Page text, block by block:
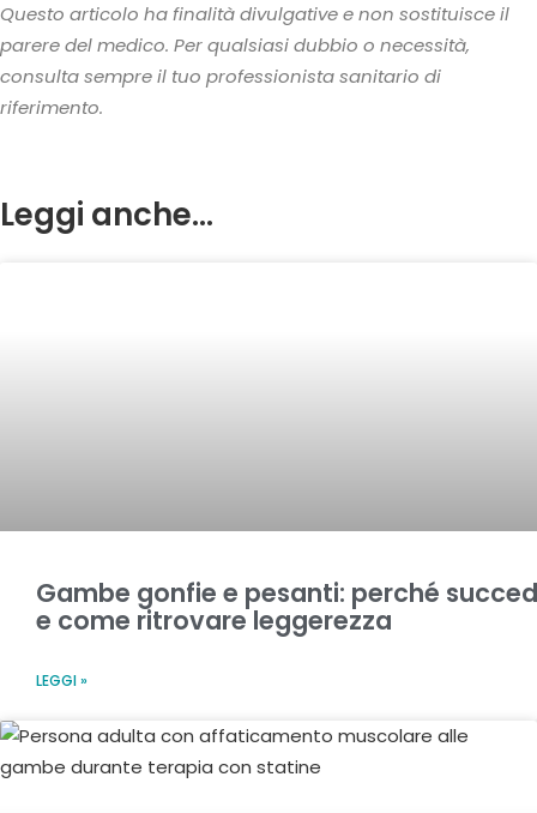
Questo articolo ha finalità divulgative e non sostituisce il
parere del medico. Per qualsiasi dubbio o necessità,
consulta sempre il tuo professionista sanitario di
riferimento.
Leggi anche...
Gambe gonfie e pesanti: perché
e come ritrovare leggerezza
LEGGI »